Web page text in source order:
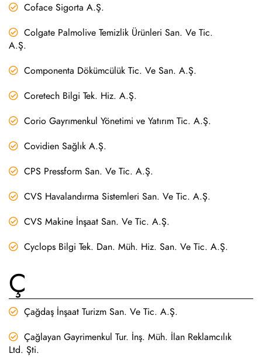
Coface Sigorta A.Ş.
Colgate Palmolive Temizlik Ürünleri San. Ve Tic.
A.Ş.
Componenta Dökümcülük Tic. Ve San. A.Ş.
Coretech Bilgi Tek. Hiz. A.Ş.
Corio Gayrımenkul Yönetimi ve Yatırım Tic. A.Ş.
Covidien Sağlık A.Ş.
CPS Pressform San. Ve Tic. A.Ş.
CVS Havalandırma Sistemleri San. Ve Tic. A.Ş.
CVS Makine İnşaat San. Ve Tic. A.Ş.
Cyclops Bilgi Tek. Dan. Müh. Hiz. San. Ve Tic. A.Ş.
Ç
Çağdaş İnşaat Turizm San. Ve Tic. A.Ş.
Çağlayan Gayrimenkul Tur. İnş. Müh. İlan Reklamcılık
Ltd. Şti.